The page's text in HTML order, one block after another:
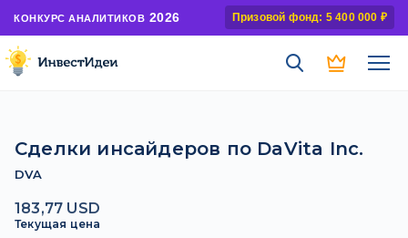
КОНКУРС АНАЛИТИКОВ 2026 Призовой фонд: 5 400 000 ₽
Сделки инсайдеров по DaVita Inc.
DVA
183,77 USD
Текущая цена